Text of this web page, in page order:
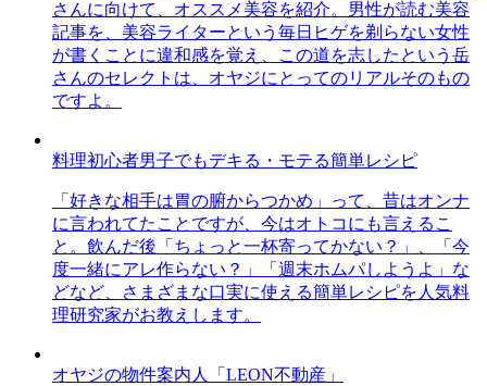
さんに向けて、オススメ美容を紹介。男性が読む美容
記事を、美容ライターという毎日ヒゲを剃らない女性
が書くことに違和感を覚え、この道を志したという岳
さんのセレクトは、オヤジにとってのリアルそのもの
ですよ。
料理初心者男子でもデキる・モテる簡単レシピ
「好きな相手は胃の腑からつかめ」って、昔はオンナ
に言われてたことですが、今はオトコにも言えるこ
と。飲んだ後「ちょっと一杯寄ってかない？」、「今
度一緒にアレ作らない？」「週末ホムパしようよ」な
どなど、さまざまな口実に使える簡単レシピを人気料
理研究家がお教えします。
オヤジの物件案内人「LEON不動産」